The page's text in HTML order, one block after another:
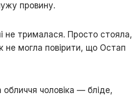
провину.
не трималася. Просто стояла,
не могла повірити, що Остап
чоловіка — бліде,